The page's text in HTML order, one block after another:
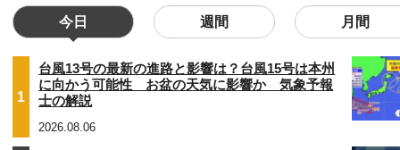
今日 週間 月間
1
台風13号の最新の進路と影響は？台風15号は本州
に向かう可能性 お盆の天気に影響か 気象予報
士の解説
2026.08.06